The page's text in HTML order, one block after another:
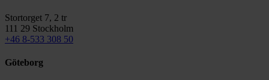
Stortorget 7, 2 tr
111 29 Stockholm
+46 8-533 308 50
Göteborg